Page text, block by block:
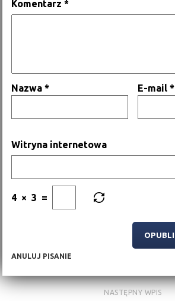
ANULUJ PISANIE
Komentarz*
Nazwa* E-mail*
Witryna internetowa
4 × 3 =
NASTĘPNY WPIS